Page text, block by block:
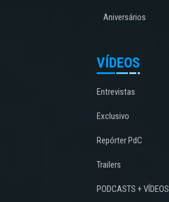
Aniversários
VÍDEOS
Entrevistas
Exclusivo
Repórter PdC
Trailers
PODCASTS + VÍDEOS